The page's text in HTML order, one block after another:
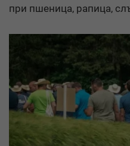
при пшеница, рапица,